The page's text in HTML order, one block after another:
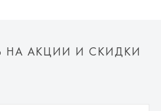
АКЦИИ И СКИДКИ